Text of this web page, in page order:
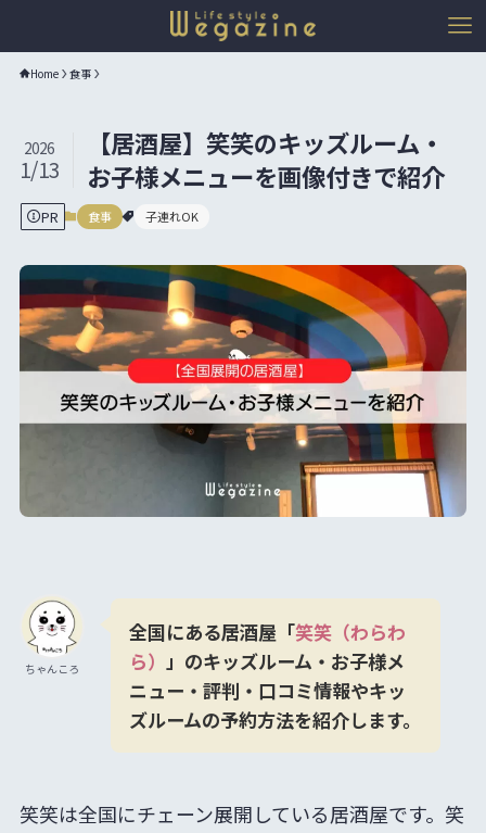
Home 食事
【居酒屋】笑笑のキッズルーム・
お子様メニューを画像付きで紹介
2026
1/13
PR 食事 子連れOK
ちゃんころ
全国にある居酒屋「笑笑（わらわ
ら） 」のキッズルーム・お子様メ
ニュー・評判・口コミ情報やキッ
ズルームの予約方法を紹介します。
笑笑は全国にチェーン展開している居酒屋です。笑